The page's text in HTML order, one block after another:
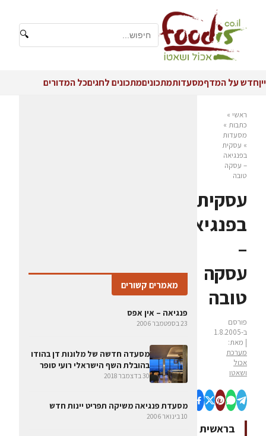
🔍
ייןחדש על המדףמסעדותמתכוניםמתכונים לחגיםכל המדורים
ראשי »
כתבות »
מסעדות
» עסקית
בפנגיאה
– עסקה
טובה
עסקית
בפנגיאה
–
עסקה
טובה
פורסם
ב-1.8.2005
| מאת:
מערכת
אכול
ושאטו
בראשית
מאמרים קשורים
פנגיאה – אין אפס
23 בספטמבר 2006
מסעדה חדשה של מלונות דן בהודו
בהובלת השף הישראלי רועי סופר
30 בדצמבר 2018
מסעדת פנגיאה משיקה תפריט יינות חדש
10 בינואר 2006